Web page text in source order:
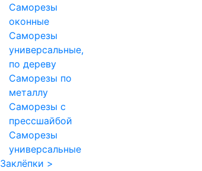
Саморезы
оконные
Саморезы
универсальные,
по дереву
Саморезы по
металлу
Саморезы с
прессшайбой
Саморезы
универсальные
Заклёпки >